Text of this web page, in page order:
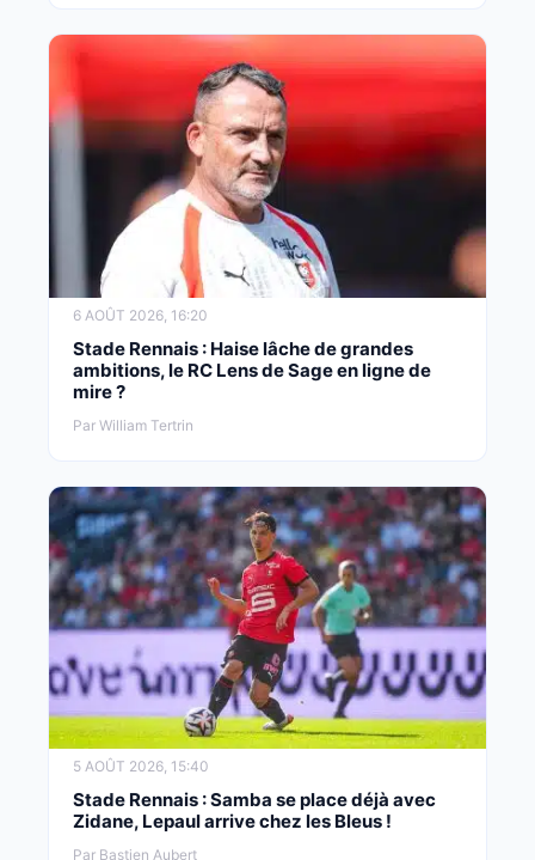
6 AOÛT 2026, 16:20
Stade Rennais : Haise lâche de grandes
ambitions, le RC Lens de Sage en ligne de
mire ?
Par William Tertrin
5 AOÛT 2026, 15:40
Stade Rennais : Samba se place déjà avec
Zidane, Lepaul arrive chez les Bleus !
Par Bastien Aubert